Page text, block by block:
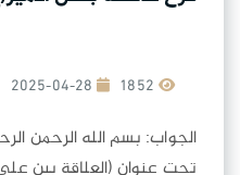
2025-04-28
الجواب: بسم الله الرحمن
تحت عنوان (العلاقة بين